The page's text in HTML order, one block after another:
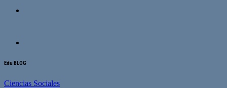
Edu BLOG
Ciencias Sociales